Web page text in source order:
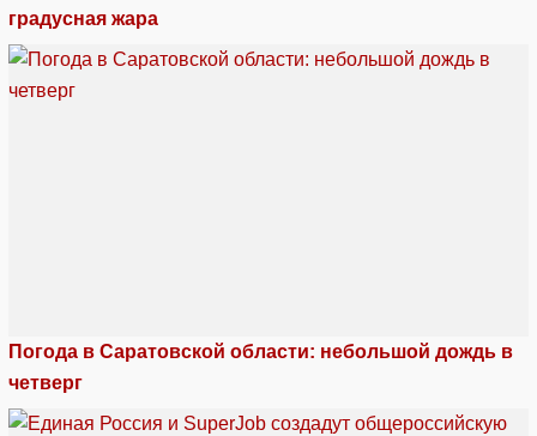
градусная жара
Погода в Саратовской области: небольшой дождь в
четверг